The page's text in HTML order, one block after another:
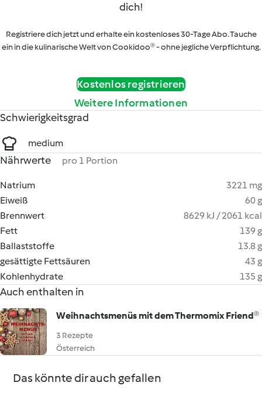
dich!
Registriere dich jetzt und erhalte ein kostenloses 30-Tage Abo. Tauche
ein in die kulinarische Welt von Cookidoo® - ohne jegliche Verpflichtung.
Kostenlos registrieren
Weitere Informationen
Schwierigkeitsgrad
medium
Nährwerte pro 1 Portion
Natrium
3221 mg
Eiweiß
60 g
Brennwert
8629 kJ / 2061 kcal
Fett
139 g
Ballaststoffe
13.8 g
gesättigte Fettsäuren
43 g
Kohlenhydrate
135 g
Auch enthalten in
Weihnachtsmenüs mit dem Thermomix Friend®
3 Rezepte
Österreich
Das könnte dir auch gefallen